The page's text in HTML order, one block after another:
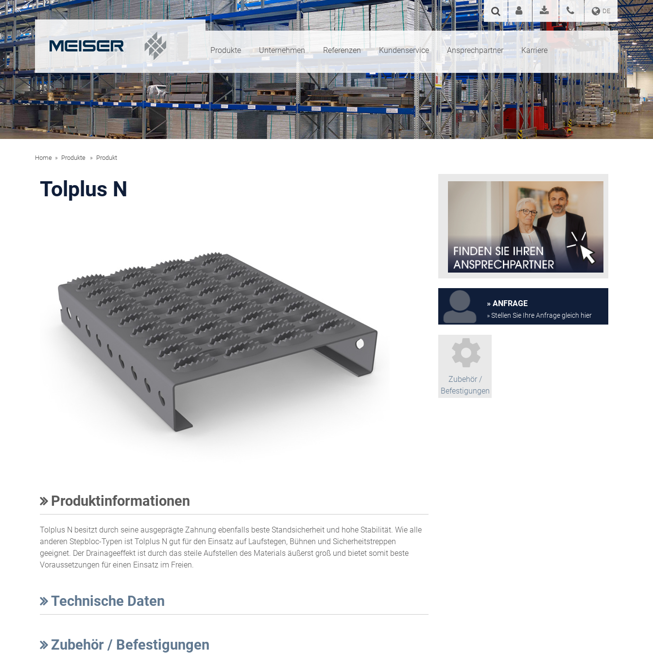
DE
Produkte Unternehmen Referenzen Kundenservice Ansprechpartner Karriere
Home Produkte Produkt
Tolplus N
Produktinformationen
Tolplus N besitzt durch seine ausgeprägte Zahnung ebenfalls beste Standsicherheit und hohe Stabilität. Wie alle
anderen Stepbloc-Typen ist Tolplus N gut für den Einsatz auf Laufstegen, Bühnen und Sicherheitstreppen
geeignet. Der Drainageeffekt ist durch das steile Aufstellen des Materials äußerst groß und bietet somit beste
Voraussetzungen für einen Einsatz im Freien.
Technische Daten
Zubehör / Befestigungen
ANFRAGE
» Stellen Sie Ihre Anfrage gleich hier
Zubehör /
Befestigungen